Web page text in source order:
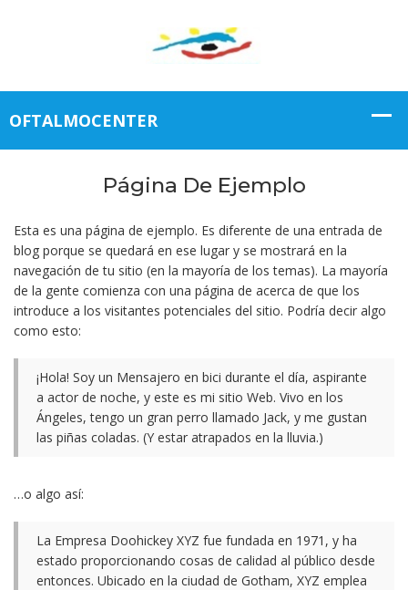
Página De Ejemplo
Esta es una página de ejemplo. Es diferente de una entrada de
blog porque se quedará en ese lugar y se mostrará en la
navegación de tu sitio (en la mayoría de los temas). La mayoría
de la gente comienza con una página de acerca de que los
introduce a los visitantes potenciales del sitio. Podría decir algo
como esto:
¡Hola! Soy un Mensajero en bici durante el día, aspirante
a actor de noche, y este es mi sitio Web. Vivo en los
Ángeles, tengo un gran perro llamado Jack, y me gustan
las piñas coladas. (Y estar atrapados en la lluvia.)
…o algo así:
La Empresa Doohickey XYZ fue fundada en 1971, y ha
estado proporcionando cosas de calidad al público desde
entonces. Ubicado en la ciudad de Gotham, XYZ emplea